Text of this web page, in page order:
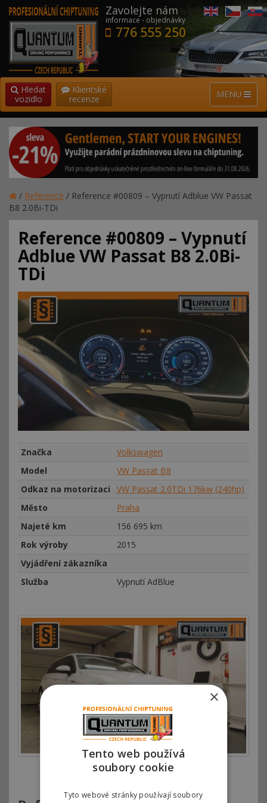
Zavolejte nám
informace - objednávky
776 555 250
MENU
Hledat
vozidlo
Klientské
recenze
/ Reference / Reference #00809 – Vypnutí Adblue VW Passat
B8 2.0Bi-TDi
Reference #00809 – Vypnutí
Adblue VW Passat B8 2.0Bi-
TDi
Značka
Volkswagen
Model
VW Passat B8
Odkaz na motorizaci
VW Passat 2.0TDi 176kw (240hp)
Město
Praha
Najeté km
156 695 km
Rok výroby
2015
Vyjádření zákazníka
Služba
Vypnutí AdBlue
chyba-adblue-passat-20-tdi-176kw
×
Tento web používá
soubory cookie
Tyto webové stránky používají soubory